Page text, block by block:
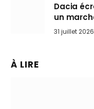
Dacia
un
31 juillet 2026
À LIRE